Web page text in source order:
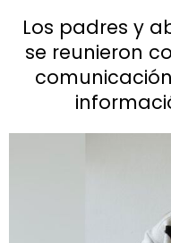
Los padres y
se reunieron